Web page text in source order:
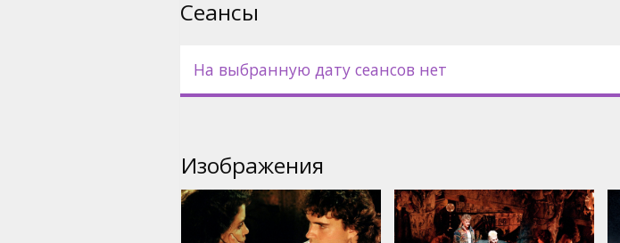
Сеансы
На выбранную дату сеансов нет
Изображения